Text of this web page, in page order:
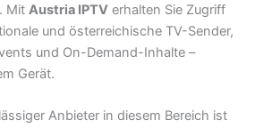
MitAustria IPTV erhalten Sie Zugriff
und österreichische TV-Sender,
und On-Demand-Inhalte –
Gerät.
Anbieter in diesem Bereich ist